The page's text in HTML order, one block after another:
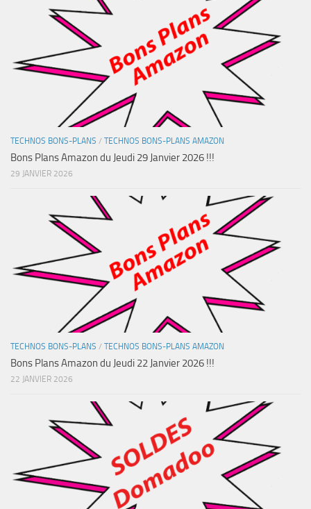
TECHNOS BONS-PLANS / TECHNOS BONS-PLANS AMAZON
Bons Plans Amazon du Jeudi 29 Janvier 2026 !!!
29 JANVIER 2026
TECHNOS BONS-PLANS / TECHNOS BONS-PLANS AMAZON
Bons Plans Amazon du Jeudi 22 Janvier 2026 !!!
22 JANVIER 2026